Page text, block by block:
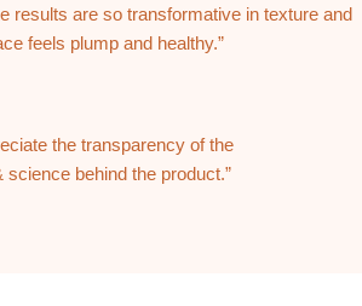
results are so transformative in texture and
feels plump and healthy.”
the transparency of the
science behind the product.”